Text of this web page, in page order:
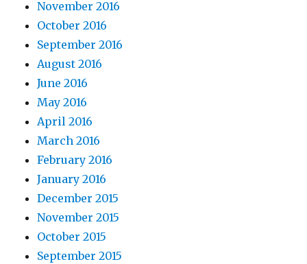
November 2016
October 2016
September 2016
August 2016
June 2016
May 2016
April 2016
March 2016
February 2016
January 2016
December 2015
November 2015
October 2015
September 2015